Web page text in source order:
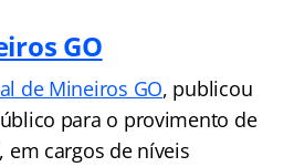
GO
de Mineiros GO, publicou
para o provimento de
em cargos de níveis